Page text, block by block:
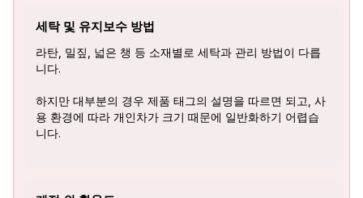
세탁 및 유지보수 방법
라탄, 밀짚, 넓은 챙 등 소재별로 세탁과 관리 방법이 다릅
니다.
하지만 대부분의 경우 제품 태그의 설명을 따르면 되고, 사
용 환경에 따라 개인차가 크기 때문에 일반화하기 어렵습
니다.